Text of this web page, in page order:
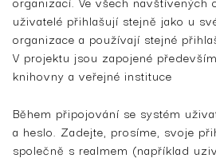
uživatelé přihlašují stejně jako u
organizace a používají stejné
V projektu jsou zapojené
knihovny a veřejné instituce
Během připojování se systém
a heslo. Zadejte, prosíme, svoje
společně s realmem (například